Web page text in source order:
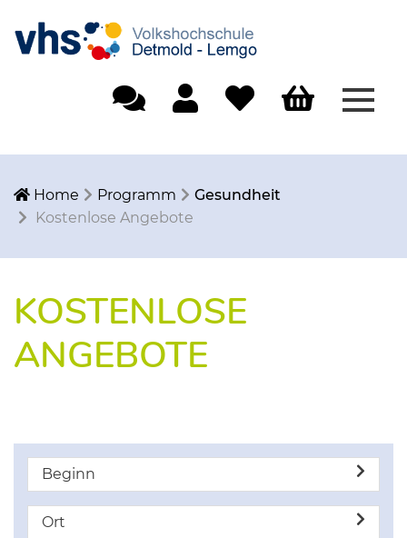
Home Programm
Gesundheit
Kostenlose Angebote
KOSTENLOSE
ANGEBOTE
Beginn
Ort